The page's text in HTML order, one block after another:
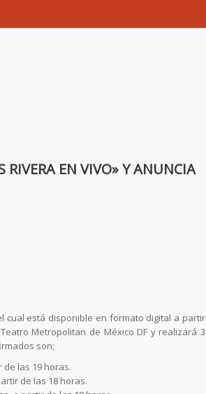
RIVERA EN VIVO» Y ANUNCIA
cual está disponible en formato digital a partir
Metropolitan de México DF y realizará 3
son;
las 19 horas.
de las 18 horas.